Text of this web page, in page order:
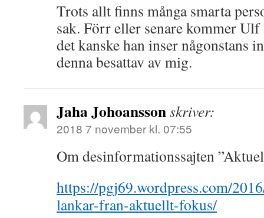
Trots allt finns många smarta
sak. Förr eller senare kommer
det kanske han inser någonstans
denna besattav av mig.
Jaha Johoanssonskriver:
2018 7 november kl. 07:55
Om desinformationssajten
https://pgj69.wordpress.com/
lankar-fran-aktuellt-fokus/